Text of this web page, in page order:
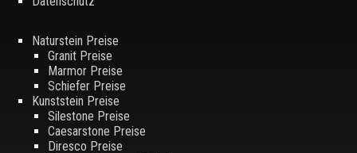
Naturstein Preise
Granit Preise
Marmor Preise
Schiefer Preise
Kunststein Preise
Silestone Preise
Caesarstone Preise
Diresco Preise